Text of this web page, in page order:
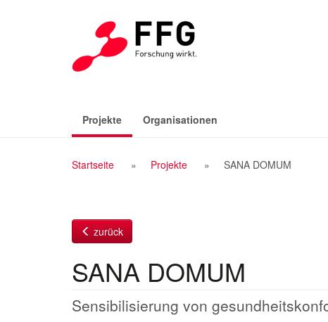
Projekte(aktiv)Organisationen
Breadcrumb
Startseite Projekte SANA DOMUM
zurück
SANA DOMUM
Sensibilisierung von